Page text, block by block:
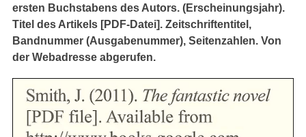
ersten Buchstabens des Autors. (Erscheinungsjahr).
Titel des Artikels [PDF-Datei]. Zeitschriftentitel,
Bandnummer (Ausgabenummer), Seitenzahlen. Von
der Webadresse abgerufen.